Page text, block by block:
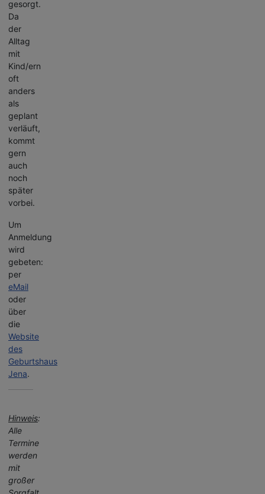
gesorgt.
Da
der
Alltag
mit
Kind/ern
oft
anders
als
geplant
verläuft,
kommt
gern
auch
noch
später
vorbei.
Um
Anmeldung
wird
gebeten:
per
eMail
oder
über
die
Website
des
Geburtshaus
Jena.
Hinweis:
Alle
Termine
werden
mit
großer